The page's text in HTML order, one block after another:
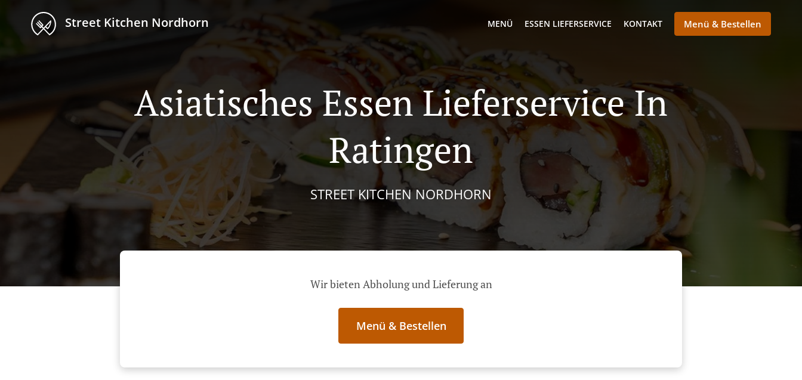
Street Kitchen Nordhorn MENÜ ESSEN LIEFERSERVICE KONTAKT Menü & Bestellen
Asiatisches Essen Lieferservice In
Ratingen
STREET KITCHEN NORDHORN
Wir bieten Abholung und Lieferung an
Menü & Bestellen